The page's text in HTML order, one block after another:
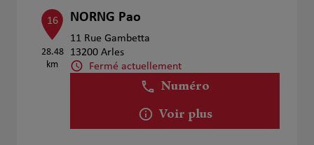
16
28.48
km
NORNG Pao
11 Rue Gambetta
13200 Arles
Fermé actuellement
Numéro
Voir plus